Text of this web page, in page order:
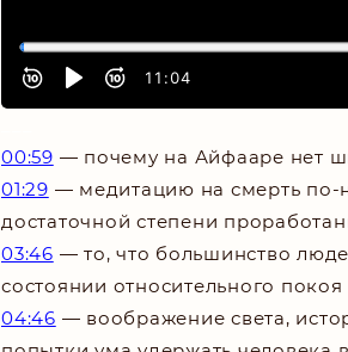
00:59 — почему на Айфааре нет
01:29 — медитацию на смерть по-
достаточной степени
03:46 — то, что большинство
состоянии относительного покоя
04:46 — воображение света,